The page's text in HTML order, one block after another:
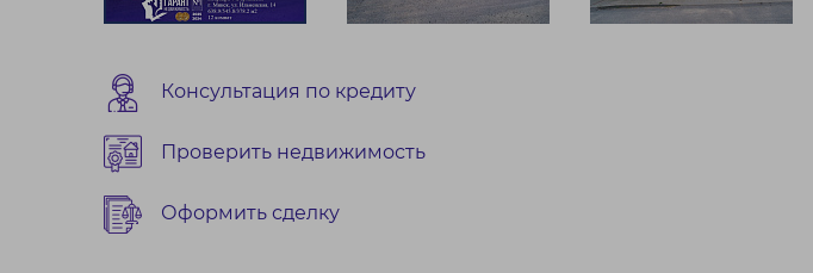
Консультация по кредиту
Проверить недвижимость
Оформить сделку